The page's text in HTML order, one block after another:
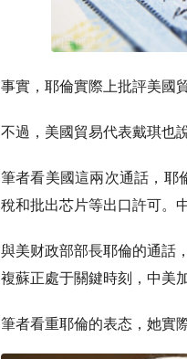
事實，耶倫實際上批評美國
不過，美國貿易代表戴琪也
筆者看美國這兩次通話，耶
稅和批出芯片等出口許可。
與美财政部部長耶倫的通話
複蘇正處于關鍵時刻，中美
筆者看重耶倫的表态，她實